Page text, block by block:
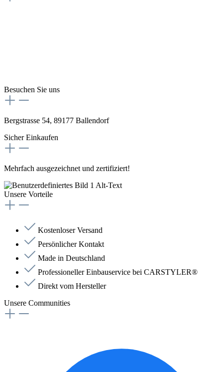
Besuchen Sie uns
Bergstrasse 54, 89177 Ballendorf
Sicher Einkaufen
Mehrfach ausgezeichnet und zertifiziert!
Unsere Vorteile
Kostenloser Versand
Persönlicher Kontakt
Made in Deutschland
Professioneller Einbauservice bei CARSTYLER®
Direkt vom Hersteller
Unsere Communities